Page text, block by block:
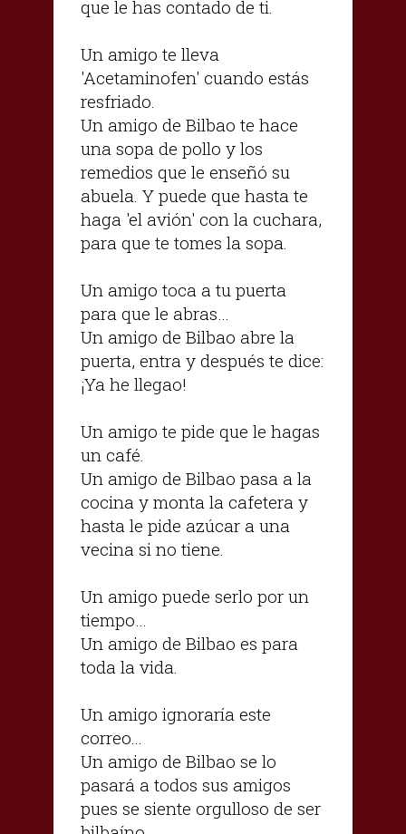
que le has contado de ti.
Un amigo te lleva
'Acetaminofen' cuando estás
resfriado.
Un amigo de Bilbao te hace
una sopa de pollo y los
remedios que le enseñó su
abuela. Y puede que hasta te
haga 'el avión' con la cuchara,
para que te tomes la sopa.
Un amigo toca a tu puerta
para que le abras…
Un amigo de Bilbao abre la
puerta, entra y después te dice:
¡Ya he llegao!
Un amigo te pide que le hagas
un café.
Un amigo de Bilbao pasa a la
cocina y monta la cafetera y
hasta le pide azúcar a una
vecina si no tiene.
Un amigo puede serlo por un
tiempo…
Un amigo de Bilbao es para
toda la vida.
Un amigo ignoraría este
correo...
Un amigo de Bilbao se lo
pasará a todos sus amigos
pues se siente orgulloso de ser